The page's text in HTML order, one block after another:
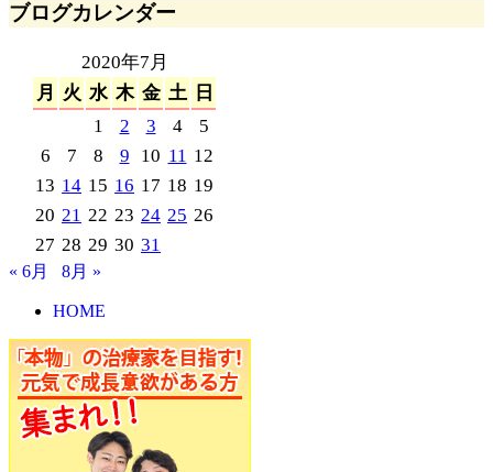
ブログカレンダー
2020年7月
月
火 水 木 金 土 日
1
2 3 4
5
6
7 8 9 10 11 12
13 14 15 16 17 18 19
20 21 22 23 24 25 26
27 28 29 30 31
« 6月 8月 »
HOME